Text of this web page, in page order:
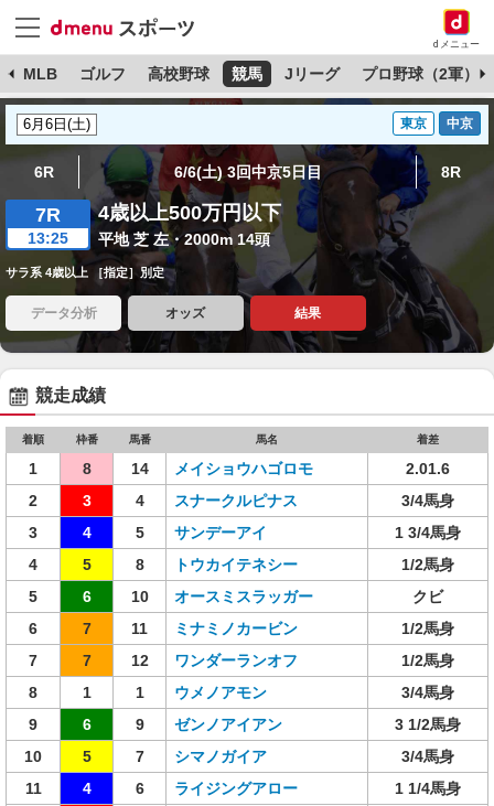
dメニュー
MLB ゴルフ 高校野球 競馬 Jリーグ プロ野球（2軍）
東京 中京
6R 6/6(土) 3回中京5日目 8R
7R
13:25
4歳以上500万円以下
平地 芝 左・2000m 14頭
サラ系 4歳以上 ［指定］別定
データ分析 オッズ 結果
競走成績
着順 枠番 馬番 馬名 着差
1 8 14 メイショウハゴロモ
2.01.6
2
3 4 スナークルピナス
3/4馬身
3
4 5 サンデーアイ
1 3/4馬身
4
5 8 トウカイテネシー
1/2馬身
5
6 10 オースミスラッガー
クビ
6
7 11 ミナミノカービン
1/2馬身
7
7 12 ワンダーランオフ
1/2馬身
8
1 1 ウメノアモン
3/4馬身
9
6 9 ゼンノアイアン
3 1/2馬身
10
5 7 シマノガイア
3/4馬身
11
4 6 ライジングアロー
1 1/4馬身